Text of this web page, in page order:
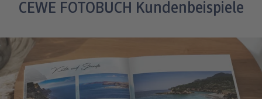
CEWE FOTOBUCH Kundenbeispiele